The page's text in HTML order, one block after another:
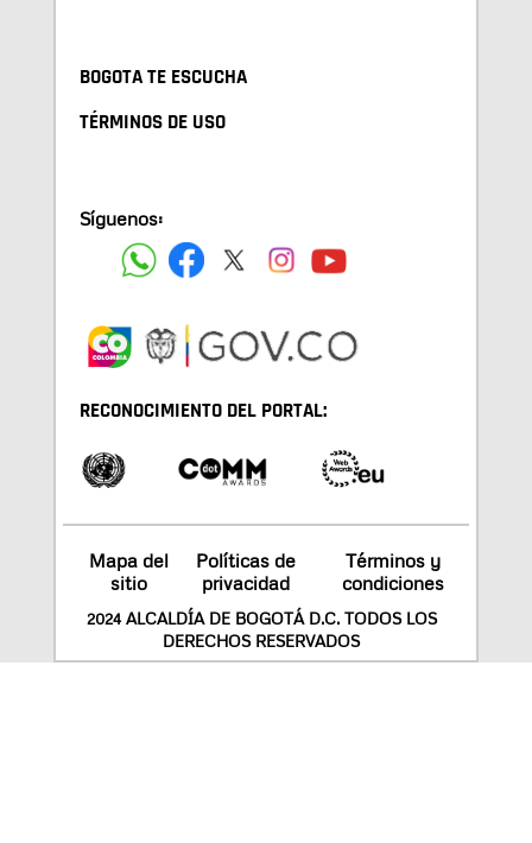
BOGOTA TE ESCUCHA
TÉRMINOS DE USO
Síguenos:
RECONOCIMIENTO DEL PORTAL:
Mapa del
sitio
Políticas de
privacidad
Términos y
condiciones
2024 ALCALDÍA DE BOGOTÁ D.C. TODOS LOS
DERECHOS RESERVADOS